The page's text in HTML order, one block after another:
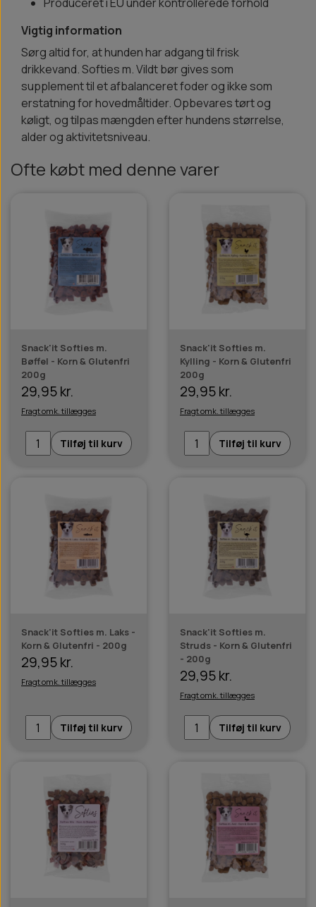
Vigtig information
Sørg altid for, at hunden har adgang til frisk
drikkevand. Softies m. Vildt bør gives som
supplement til et afbalanceret foder og ikke som
erstatning for hovedmåltider. Opbevares tørt og
køligt, og tilpas mængden efter hundens størrelse,
alder og aktivitetsniveau.
Ofte købt med denne varer
Snack'it Softies m.
Bøffel - Korn & Glutenfri
200g
29,95 kr.
Fragt omk. tillægges
Tilføj til kurv
Snack'it Softies m.
Kylling - Korn & Glutenfri
200g
29,95 kr.
Fragt omk. tillægges
Tilføj til kurv
Snack'it Softies m. Laks -
Korn & Glutenfri - 200g
29,95 kr.
Fragt omk. tillægges
Tilføj til kurv
Snack'it Softies m.
Struds - Korn & Glutenfri
- 200g
29,95 kr.
Fragt omk. tillægges
Tilføj til kurv